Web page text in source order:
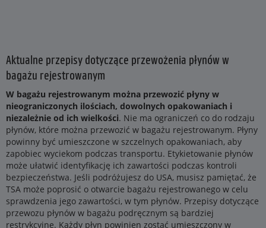
Aktualne przepisy dotyczące przewożenia płynów w
bagażu rejestrowanym
W bagażu rejestrowanym można przewozić płyny w
nieograniczonych ilościach, dowolnych opakowaniach i
niezależnie od ich wielkości. Nie ma ograniczeń co do rodzaju
płynów, które można przewozić w bagażu rejestrowanym. Płyny
powinny być umieszczone w szczelnych opakowaniach, aby
zapobiec wyciekom podczas transportu. Etykietowanie płynów
może ułatwić identyfikację ich zawartości podczas kontroli
bezpieczeństwa. Jeśli podróżujesz do USA, musisz pamiętać, że
TSA może poprosić o otwarcie bagażu rejestrowanego w celu
sprawdzenia jego zawartości, w tym płynów. Przepisy dotyczące
przewozu płynów w bagażu podręcznym są bardziej
restrykcyjne. Każdy płyn powinien zostać umieszczony w